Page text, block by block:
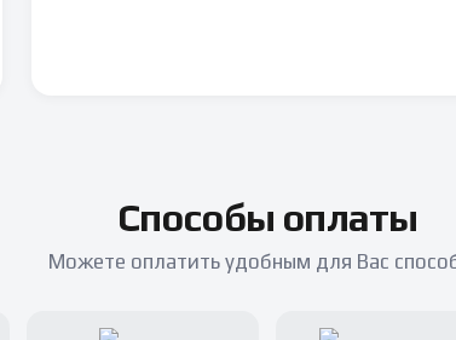
Способы оплаты
Можете оплатить удобным для Вас